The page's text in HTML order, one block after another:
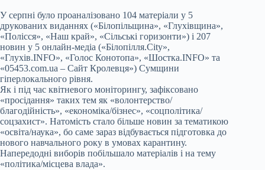
У серпні було проаналізовано 104 матеріали у 5
друкованих виданнях («Білопільщина», «Глухівщина»,
«Полісся», «Наш край», «Сільські горизонти») і 207
новин у 5 онлайн-медіа («Білопілля.City»,
«Глухів.INFO», «Голос Конотопа», «Шостка.INFO» та
«05453.com.ua – Cайт Кролевця») Сумщини
гіперлокального рівня.
Як і під час квітневого моніторингу, зафіксовано
«просідання» таких тем як «волонтерство/
благодійність», «економіка/бізнес», «соцполітика/
соцзахист». Натомість стало більше новин за тематикою
«освіта/наука», бо саме зараз відбувається підготовка до
нового навчального року в умовах карантину.
Напередодні виборів побільшало матеріалів і на тему
«політика/місцева влада».